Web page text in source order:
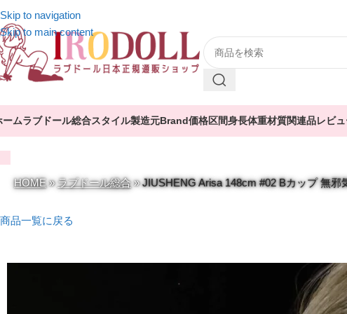
Skip to navigation
Skip to main content
ームラブドール総合スタイル製造元Brand価格区間身長体重材質関連品レビ
HOME»ラブドール総合»JIUSHENG Arisa 148cm #02 Bカップ 無
商品一覧に戻る